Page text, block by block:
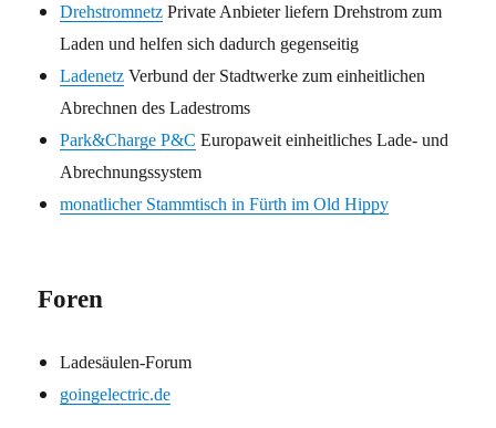
Drehstromnetz Private Anbieter liefern Drehstrom zum
Laden und helfen sich dadurch gegenseitig
Ladenetz Verbund der Stadtwerke zum einheitlichen
Abrechnen des Ladestroms
Park&Charge P&C Europaweit einheitliches Lade- und
Abrechnungssystem
monatlicher Stammtisch in Fürth im Old Hippy
Foren
Ladesäulen-Forum
goingelectric.de